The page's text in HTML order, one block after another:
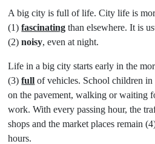
A big city is full of life. City life is
(1)fascinating than elsewhere. It is
(2)noisy, even at night.
Life in a big city starts early in the
(3)full of vehicles. School children in
on the pavement, walking or waiting
work. With every passing hour, the
shops and the market places remain
hours.